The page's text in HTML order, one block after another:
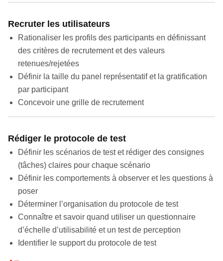
Recruter les utilisateurs
Rationaliser les profils des participants en définissant
des critères de recrutement et des valeurs
retenues/rejetées
Définir la taille du panel représentatif et la gratification
par participant
Concevoir une grille de recrutement
Rédiger le protocole de test
Définir les scénarios de test et rédiger des consignes
(tâches) claires pour chaque scénario
Définir les comportements à observer et les questions à
poser
Déterminer l’organisation du protocole de test
Connaître et savoir quand utiliser un questionnaire
d’échelle d’utilisabilité et un test de perception
Identifier le support du protocole de test